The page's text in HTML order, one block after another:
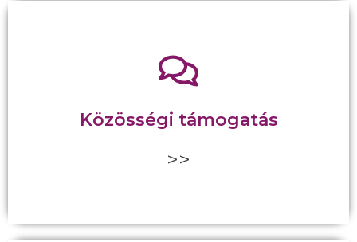
Közösségi támogatás
>>
A programhoz tartozó Facebook csoportban nem
maradsz egyedül, rendszeres motivációval
örökre tag lehetsz, így bármikor a jövőben is
fordulhatsz hozzánk. A csoportban lévő inspiráló
motiváltnak maradni.